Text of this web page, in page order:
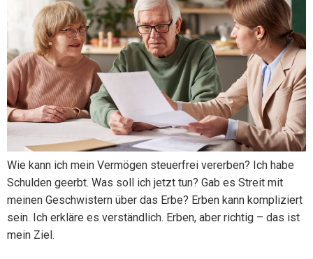
Wie kann ich mein Vermögen steuerfrei vererben? Ich habe
Schulden geerbt. Was soll ich jetzt tun? Gab es Streit mit
meinen Geschwistern über das Erbe? Erben kann kompliziert
sein. Ich erkläre es verständlich. Erben, aber richtig – das ist
mein Ziel.